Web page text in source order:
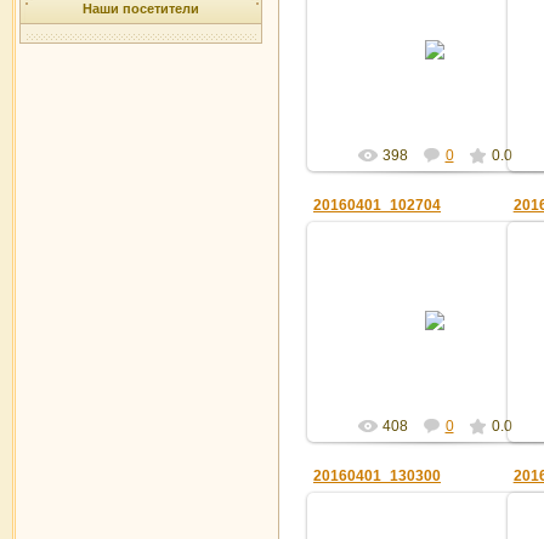
Наши посетители
398 0 0.0
20160401_102704
408 0 0.0
20160401_130300